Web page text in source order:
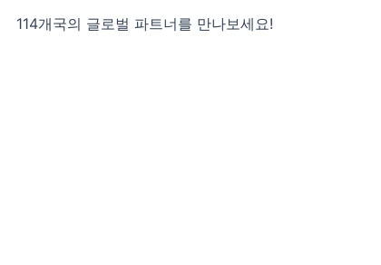
텐
114개국의 글로벌 파트너를 만나보세요!